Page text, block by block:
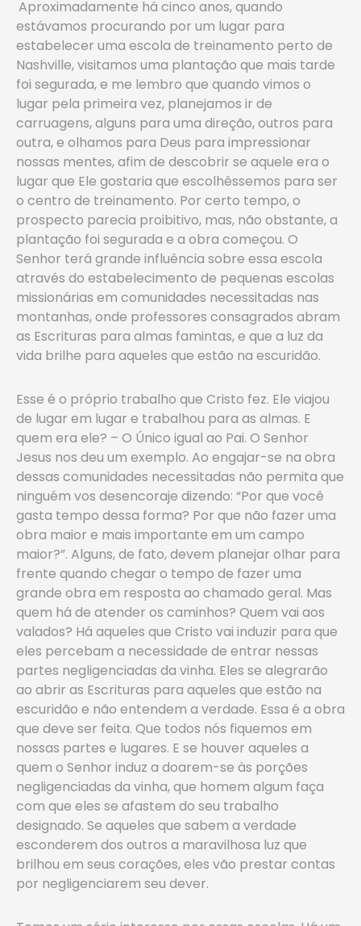
Aproximadamente há cinco anos, quando
estávamos procurando por um lugar para
estabelecer uma escola de treinamento perto de
Nashville, visitamos uma plantação que mais tarde
foi segurada, e me lembro que quando vimos o
lugar pela primeira vez, planejamos ir de
carruagens, alguns para uma direção, outros para
outra, e olhamos para Deus para impressionar
nossas mentes, afim de descobrir se aquele era o
lugar que Ele gostaria que escolhêssemos para ser
o centro de treinamento. Por certo tempo, o
prospecto parecia proibitivo, mas, não obstante, a
plantação foi segurada e a obra começou. O
Senhor terá grande influência sobre essa escola
através do estabelecimento de pequenas escolas
missionárias em comunidades necessitadas nas
montanhas, onde professores consagrados abram
as Escrituras para almas famintas, e que a luz da
vida brilhe para aqueles que estão na escuridão.
Esse é o próprio trabalho que Cristo fez. Ele viajou
de lugar em lugar e trabalhou para as almas. E
quem era ele? – O Único igual ao Pai. O Senhor
Jesus nos deu um exemplo. Ao engajar-se na obra
dessas comunidades necessitadas não permita que
ninguém vos desencoraje dizendo: “Por que você
gasta tempo dessa forma? Por que não fazer uma
obra maior e mais importante em um campo
maior?”. Alguns, de fato, devem planejar olhar para
frente quando chegar o tempo de fazer uma
grande obra em resposta ao chamado geral. Mas
quem há de atender os caminhos? Quem vai aos
valados? Há aqueles que Cristo vai induzir para que
eles percebam a necessidade de entrar nessas
partes negligenciadas da vinha. Eles se alegrarão
ao abrir as Escrituras para aqueles que estão na
escuridão e não entendem a verdade. Essa é a obra
que deve ser feita. Que todos nós fiquemos em
nossas partes e lugares. E se houver aqueles a
quem o Senhor induz a doarem-se às porções
negligenciadas da vinha, que homem algum faça
com que eles se afastem do seu trabalho
designado. Se aqueles que sabem a verdade
esconderem dos outros a maravilhosa luz que
brilhou em seus corações, eles vão prestar contas
por negligenciarem seu dever.